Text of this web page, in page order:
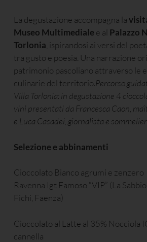
La degustazione accompagna la
Museo Multimediale e al Palazzo
Torlonia , ispirandosi ai versi del
tra gusto e poesia. Una narrazione
patrimonio pascoliano attraverso le
culinarie del territorio.Percorso
Villa Torlonia: in degustazione 4
vini presentati da Francesca Caon, maî
e Luca Casadei, giornalista e sommelier
Selezione e abbinamenti
Cioccolato Bianco agrumi e zenzero
Ravenna Igt Famoso “VIP” (La
Fichi, Faenza)
Cioccolato al Latte al 35% Nocciola
cannella